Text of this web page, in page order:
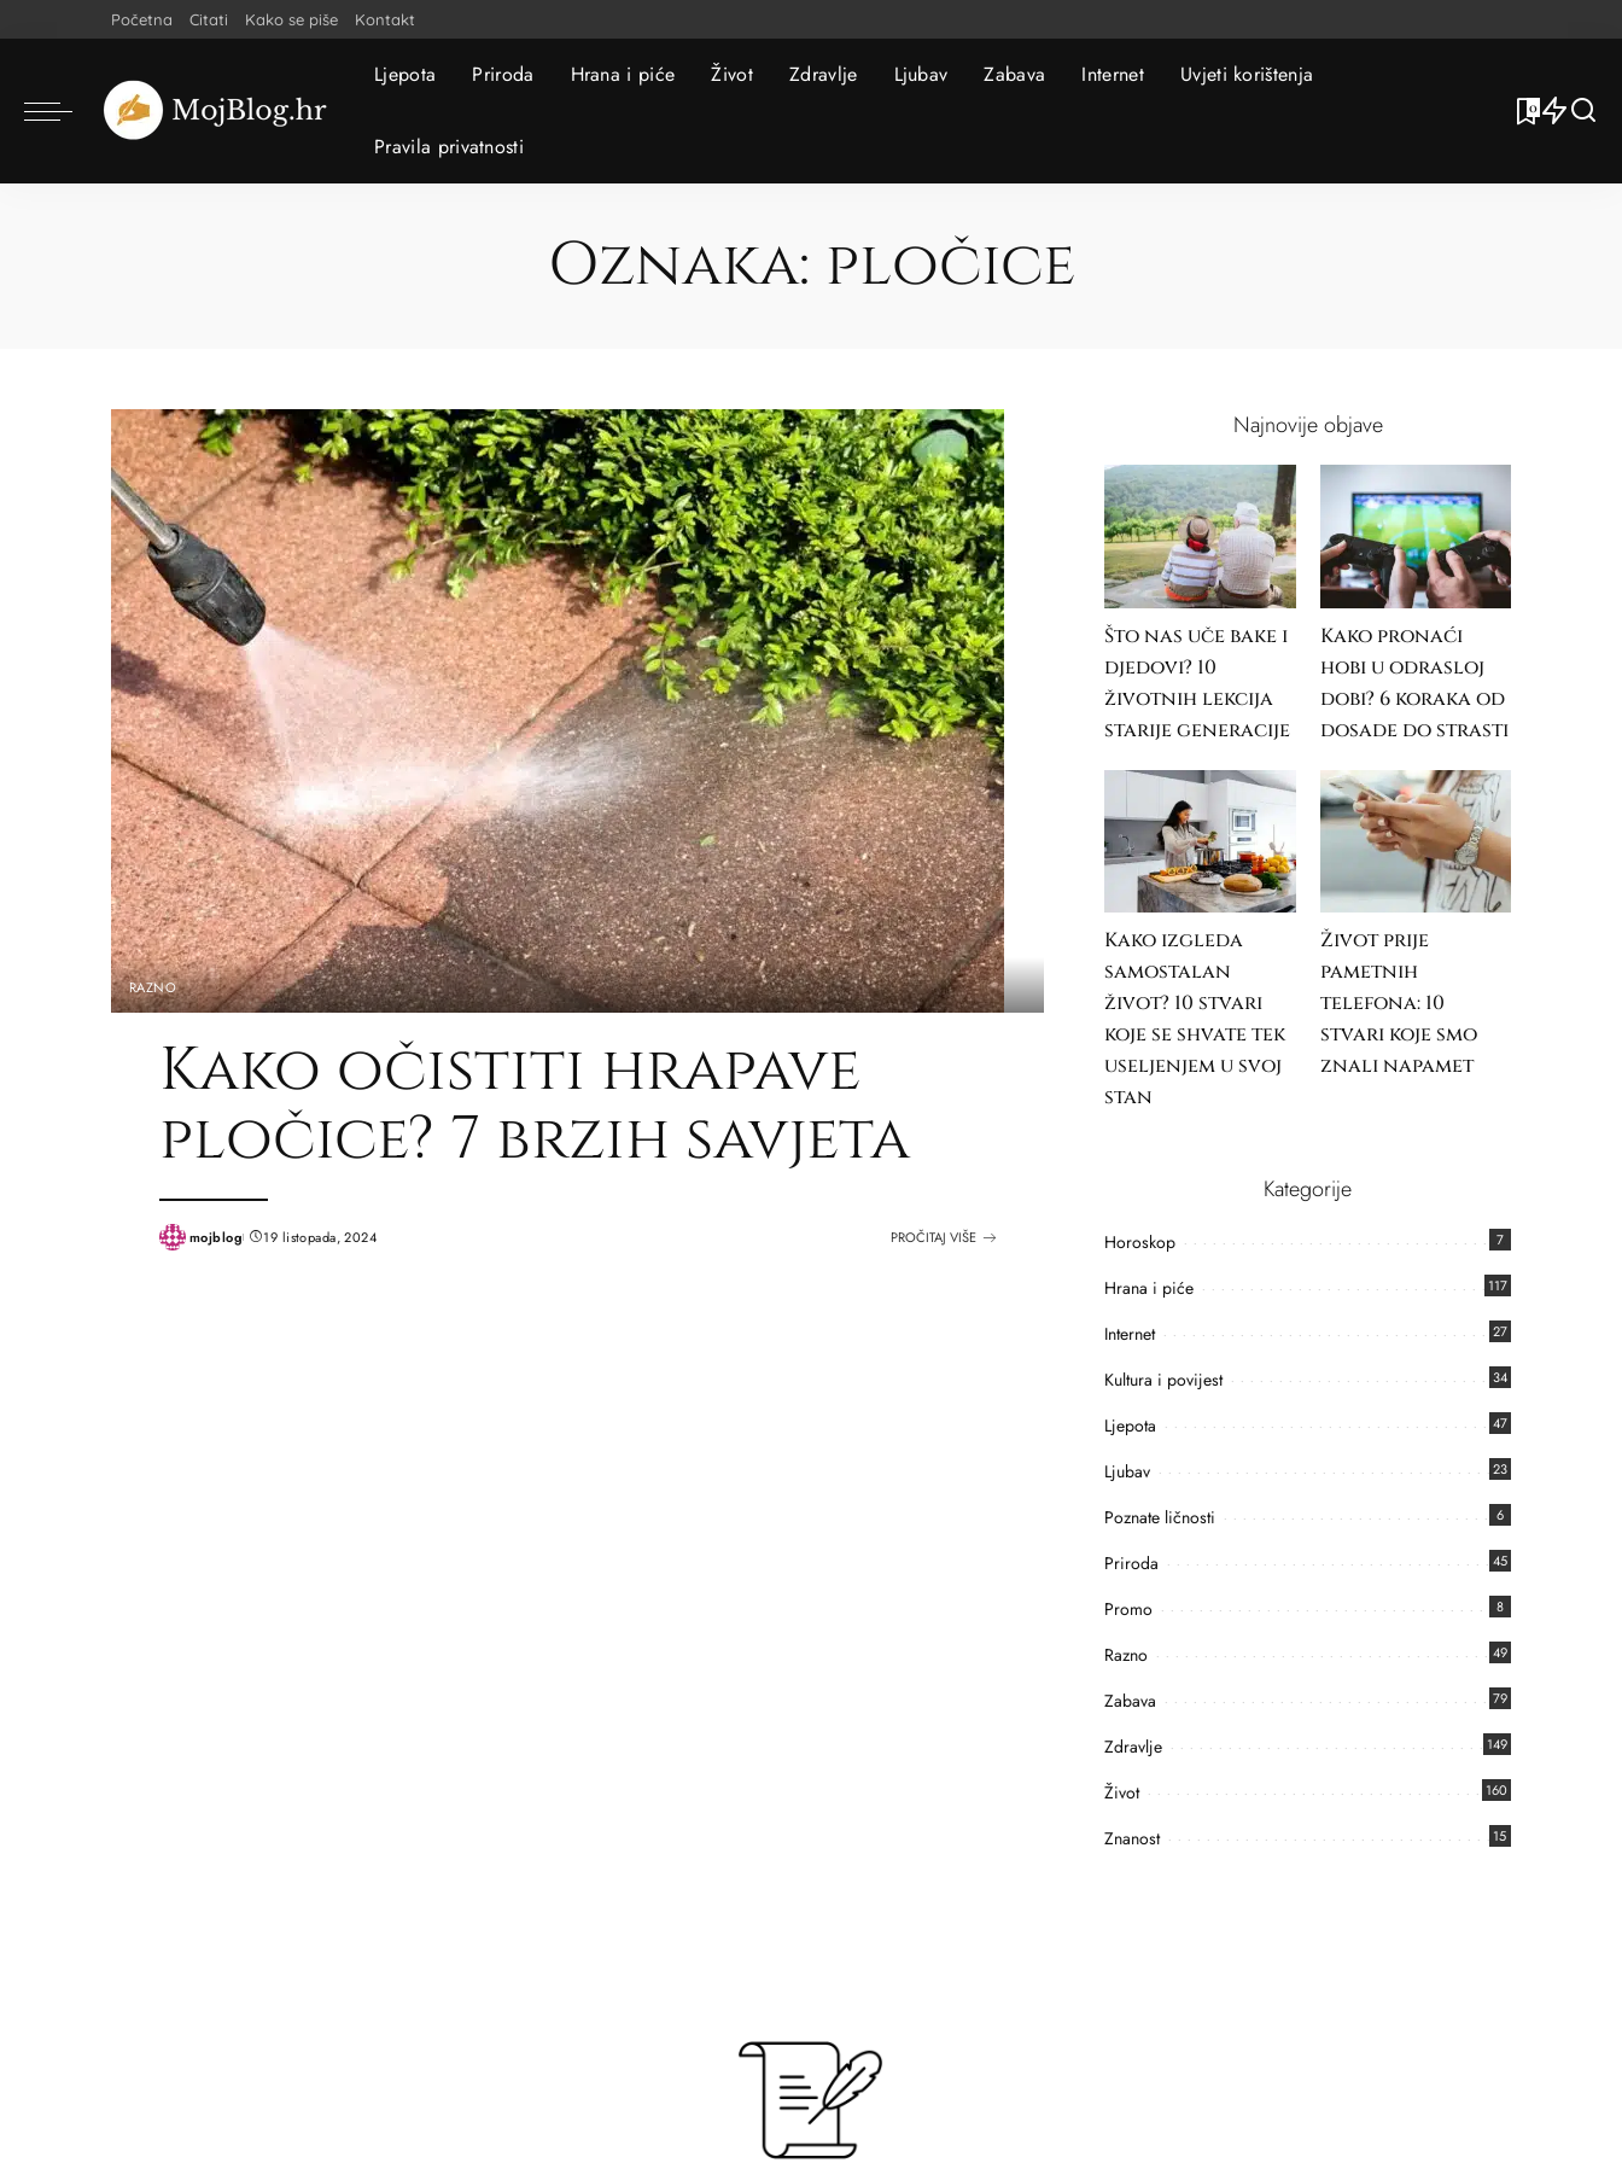
Početna Citati Kako se piše Kontakt
Ljepota Priroda Hrana i piće Život Zdravlje Ljubav Zabava Internet Uvjeti korištenja
Pravila privatnosti
0
Oznaka: pločice
RAZNO
Kako očistiti hrapave
pločice? 7 brzih savjeta
Postedmojblog 19 listopada, 2024 PROČITAJ VIŠE
Najnovije objave
Što nas uče bake i
djedovi? 10
životnih lekcija
starije generacije
Kako pronaći
hobi u odrasloj
dobi? 6 koraka od
dosade do strasti
Kako izgleda
samostalan
život? 10 stvari
koje se shvate tek
useljenjem u svoj
stan
Život prije
pametnih
telefona: 10
stvari koje smo
znali napamet
Kategorije
Horoskop 7
Hrana i piće 117
Internet 27
Kultura i povijest 34
Ljepota 47
Ljubav 23
Poznate ličnosti 6
Priroda 45
Promo 8
Razno 49
Zabava 79
Zdravlje 149
Život 160
Znanost 15